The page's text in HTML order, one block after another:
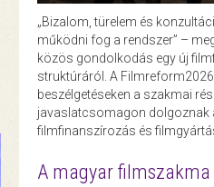
„Bizalom, türelem és
működni fog a rendszer” –
közös gondolkodás egy új
struktúráról. A
beszélgetéseken a szakmai
javaslatcsomagon dolgoznak
filmfinanszírozás és
A magyar filmszakma